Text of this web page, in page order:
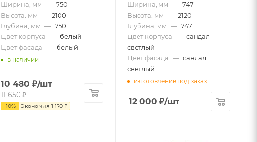
Ширина, мм — 750
Высота, мм — 2100
Глубина, мм — 750
Цвет корпуса — белый
Цвет фасада — белый
в наличии
10 480 ₽/шт
11 650₽
-10% Экономия 1 170₽
Ширина, мм — 747
Высота, мм — 2120
Глубина, мм — 747
Цвет корпуса — сандал
светлый
Цвет фасада — сандал
светлый
изготовление под заказ
12 000 ₽/шт